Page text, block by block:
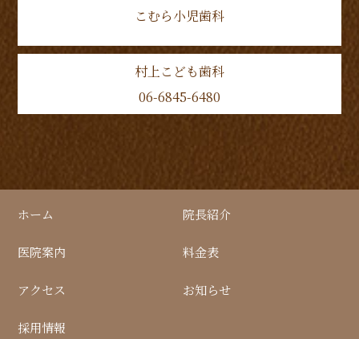
こむら小児歯科
村上こども歯科
06-6845-6480
ホーム 院長紹介
医院案内 料金表
アクセス お知らせ
採用情報